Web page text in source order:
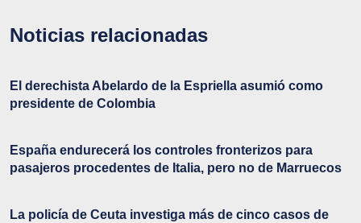
Noticias relacionadas
El derechista Abelardo de la Espriella asumió como
presidente de Colombia
España endurecerá los controles fronterizos para
pasajeros procedentes de Italia, pero no de Marruecos
La policía de Ceuta investiga más de cinco casos de